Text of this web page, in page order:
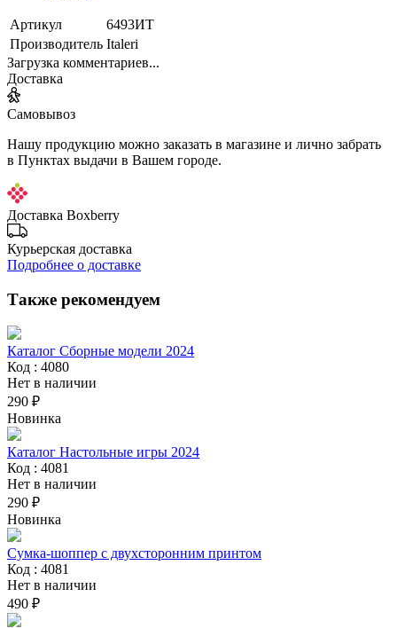
Артикул
6493ИТ
Производитель Italeri
Загрузка комментариев...
Доставка
Самовывоз
Нашу продукцию можно заказать в магазине и лично забрать
в Пунктах выдачи в Вашем городе.
Доставка Boxberry
Курьерская доставка
Подробнее о доставке
Также рекомендуем
Каталог Сборные модели 2024
Код : 4080
Нет в наличии
290 ₽
Новинка
Каталог Настольные игры 2024
Код : 4081
Нет в наличии
290 ₽
Новинка
Сумка-шоппер с двухсторонним принтом
Код : 4081
Нет в наличии
490 ₽